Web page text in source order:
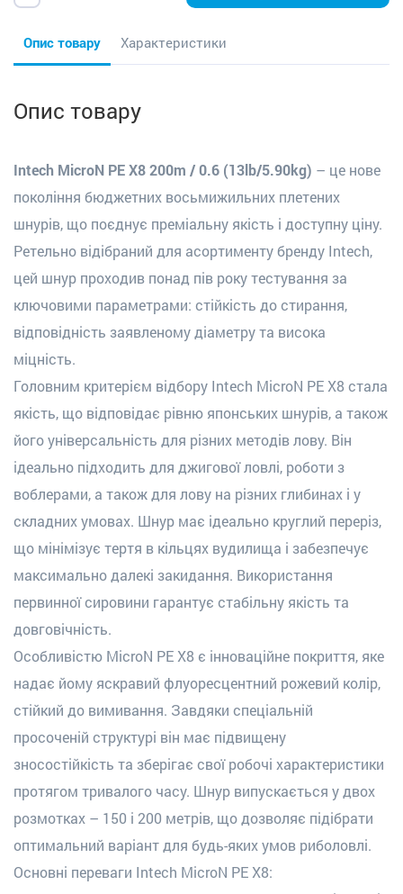
Опис товару Характеристики
Опис товару
Intech MicroN PE X8 200m / 0.6 (13lb/5.90kg) – це нове
покоління бюджетних восьмижильних плетених
шнурів, що поєднує преміальну якість і доступну ціну.
Ретельно відібраний для асортименту бренду Intech,
цей шнур проходив понад пів року тестування за
ключовими параметрами: стійкість до стирання,
відповідність заявленому діаметру та висока
міцність.
Головним критерієм відбору Intech MicroN PE X8 стала
якість, що відповідає рівню японських шнурів, а також
його універсальність для різних методів лову. Він
ідеально підходить для джигової ловлі, роботи з
воблерами, а також для лову на різних глибинах і у
складних умовах. Шнур має ідеально круглий переріз,
що мінімізує тертя в кільцях вудилища і забезпечує
максимально далекі закидання. Використання
первинної сировини гарантує стабільну якість та
довговічність.
Особливістю MicroN PE X8 є інноваційне покриття, яке
надає йому яскравий флуоресцентний рожевий колір,
стійкий до вимивання. Завдяки спеціальній
просоченій структурі він має підвищену
зносостійкість та зберігає свої робочі характеристики
протягом тривалого часу. Шнур випускається у двох
розмотках – 150 і 200 метрів, що дозволяє підібрати
оптимальний варіант для будь-яких умов риболовлі.
Основні переваги Intech MicroN PE X8: